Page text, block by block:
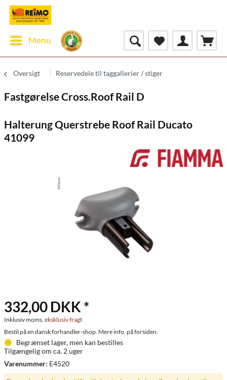
Menu
Oversigt Reservedele til taggallerier / stiger
Fastgørelse Cross.Roof Rail D
Halterung Querstrebe Roof Rail Ducato
41099
332,00 DKK *
Inklusiv moms, eksklusiv fragt
Bestil på en dansk forhandler-shop. Mere info. på forsiden.
Begrænset lager, men kan bestilles
Tilgængelig om ca. 2 uger
Varenummer: E4520